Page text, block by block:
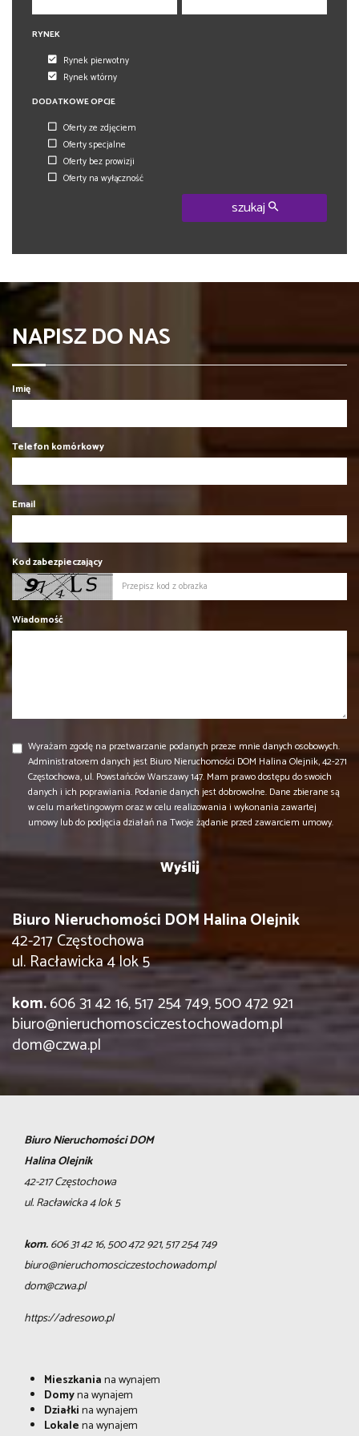
RYNEK
Rynek pierwotny
Rynek wtórny
DODATKOWE OPCJE
Oferty ze zdjęciem
Oferty specjalne
Oferty bez prowizji
Oferty na wyłączność
szukaj
NAPISZ DO NAS
Imię
Telefon komórkowy
Email
Kod zabezpieczający
Wiadomość
Wyrażam zgodę na przetwarzanie podanych przeze mnie danych osobowych.
Administratorem danych jest Biuro Nieruchomości DOM Halina Olejnik, 42-271
Częstochowa, ul. Powstańców Warszawy 147. Mam prawo dostępu do swoich
danych i ich poprawiania. Podanie danych jest dobrowolne. Dane zbierane są
w celu marketingowym oraz w celu realizowania i wykonania zawartej
umowy lub do podjęcia działań na Twoje żądanie przed zawarciem umowy.
Biuro Nieruchomości DOM Halina Olejnik
42-217 Częstochowa
ul. Racławicka 4 lok 5
kom.606 31 42 16, 517 254 749, 500 472 921
biuro@nieruchomosciczestochowadom.pl
dom@czwa.pl
Biuro Nieruchomości DOM
Halina Olejnik
42-217 Częstochowa
ul. Racławicka 4 lok 5
kom.606 31 42 16, 500 472 921, 517 254 749
biuro@nieruchomosciczestochowadom.pl
dom@czwa.pl
https://adresowo.pl
Mieszkaniana wynajem
Domyna wynajem
Działkina wynajem
Lokalena wynajem